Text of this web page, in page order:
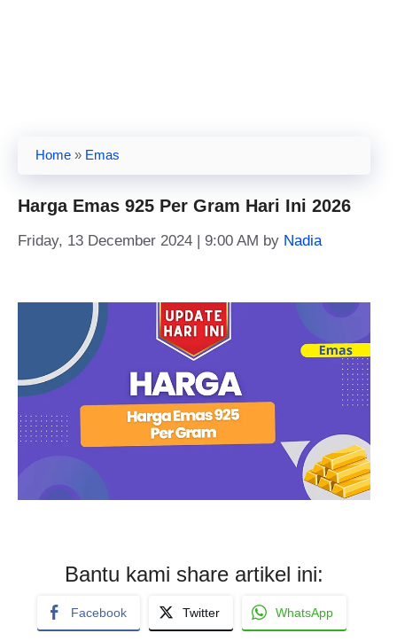
Home » Emas
Harga Emas 925 Per Gram Hari Ini 2026
Friday, 13 December 2024 | 9:00 AM by Nadia
Bantu kami share artikel ini:
Facebook Twitter WhatsApp